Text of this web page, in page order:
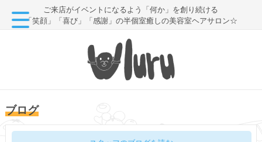
ご来店がイベントになるよう「何か」を創り続ける
「笑顔」「喜び」「感謝」の半個室癒しの美容室ヘアサロン☆
ブログ